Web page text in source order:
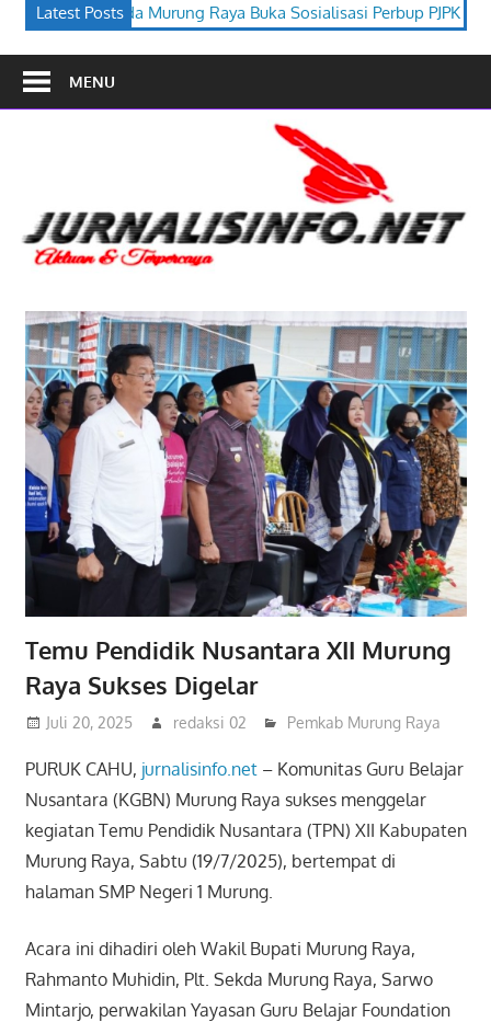
Latest Posts
Buka Sosialisasi Perbup PJPK 2026–2030 Festival Budaya
MENU
Temu Pendidik Nusantara XII Murung
Raya Sukses Digelar
Juli 20, 2025 redaksi 02 Pemkab Murung Raya
PURUK CAHU, jurnalisinfo.net– Komunitas Guru Belajar
Nusantara (KGBN) Murung Raya sukses menggelar
kegiatan Temu Pendidik Nusantara (TPN) XII Kabupaten
Murung Raya, Sabtu (19/7/2025), bertempat di
halaman SMP Negeri 1 Murung.
Acara ini dihadiri oleh Wakil Bupati Murung Raya,
Rahmanto Muhidin, Plt. Sekda Murung Raya, Sarwo
Mintarjo, perwakilan Yayasan Guru Belajar Foundation